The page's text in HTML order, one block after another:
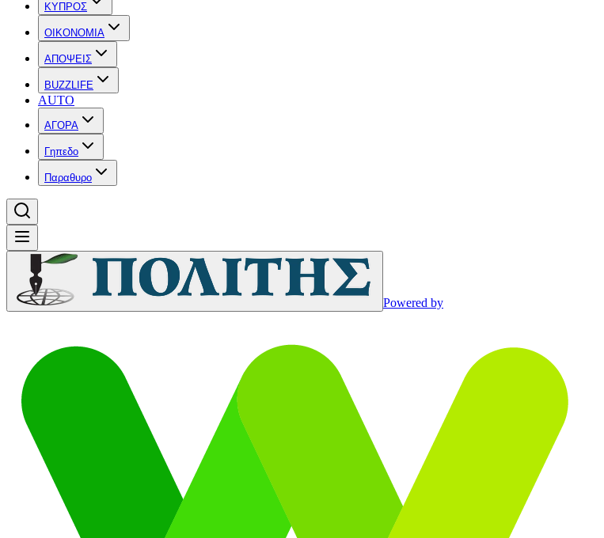
ΚΥΠΡΟΣ
OIKONOMIA
ΑΠΟΨΕΙΣ
BUZZLIFE
AUTO
ΑΓΟΡΑ
Γηπεδο
Παραθυρο
Powered by